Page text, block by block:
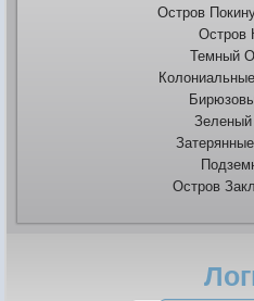
Остров
Остров
Темный
Зеленый
Затерянные
Остров